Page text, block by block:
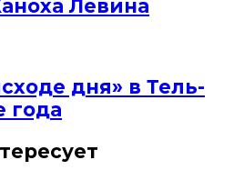
Левина
дня» в Тель-
года